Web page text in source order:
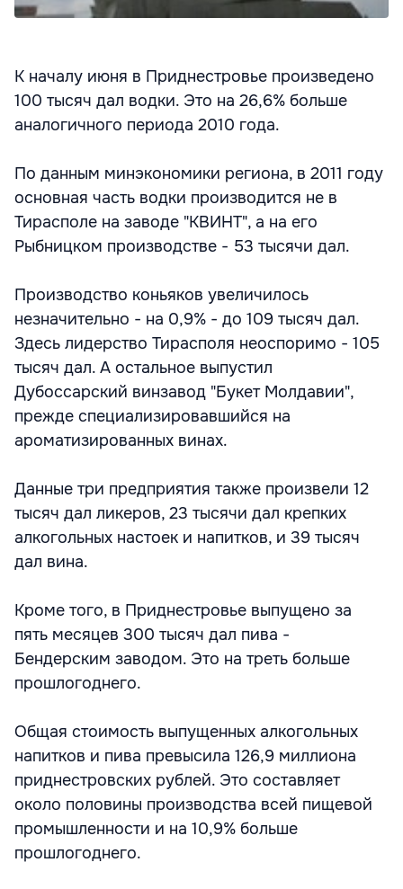
К началу июня в Приднестровье произведено
100 тысяч дал водки. Это на 26,6% больше
аналогичного периода 2010 года.
По данным минэкономики региона, в 2011 году
основная часть водки производится не в
Тирасполе на заводе "КВИНТ", а на его
Рыбницком производстве - 53 тысячи дал.
Производство коньяков увеличилось
незначительно - на 0,9% - до 109 тысяч дал.
Здесь лидерство Тирасполя неоспоримо - 105
тысяч дал. А остальное выпустил
Дубоссарский винзавод "Букет Молдавии",
прежде специализировавшийся на
ароматизированных винах.
Данные три предприятия также произвели 12
тысяч дал ликеров, 23 тысячи дал крепких
алкогольных настоек и напитков, и 39 тысяч
дал вина.
Кроме того, в Приднестровье выпущено за
пять месяцев 300 тысяч дал пива -
Бендерским заводом. Это на треть больше
прошлогоднего.
Общая стоимость выпущенных алкогольных
напитков и пива превысила 126,9 миллиона
приднестровских рублей. Это составляет
около половины производства всей пищевой
промышленности и на 10,9% больше
прошлогоднего.